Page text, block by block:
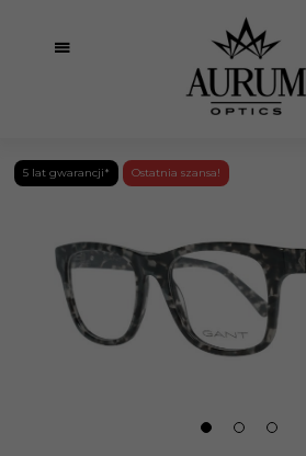
5 lat gwarancji* Ostatnia szansa!